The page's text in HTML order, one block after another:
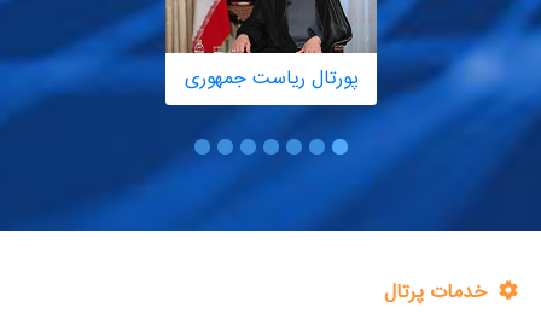
پورتال ریاست جمهوری
خدمات پرتال